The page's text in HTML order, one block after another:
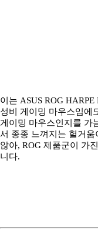
이는 ASUS ROG
성비 게이밍 마우스임에
게이밍 마우스인지를 가
서 종종 느껴지는 헐거움
않아, ROG 제품군이 가
니다.